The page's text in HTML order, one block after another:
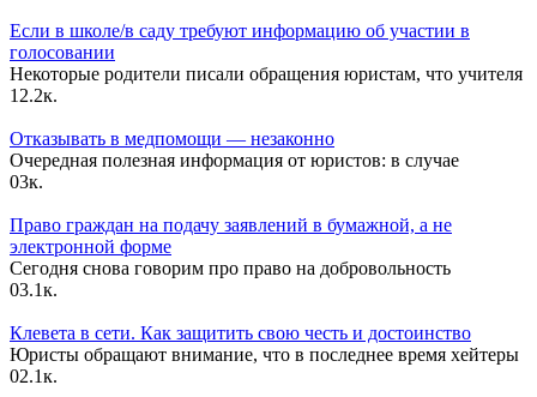
Если в школе/в саду требуют информацию об участии в
голосовании
Некоторые родители писали обращения юристам, что учителя
1 2.2к.
Отказывать в медпомощи — незаконно
Очередная полезная информация от юристов: в случае
03к.
Право граждан на подачу заявлений в бумажной, а не
электронной форме
Сегодня снова говорим про право на добровольность
03.1к.
Клевета в сети. Как защитить свою честь и достоинство
Юристы обращают внимание, что в последнее время хейтеры
02.1к.